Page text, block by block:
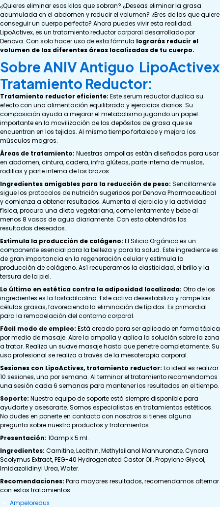
¿Quieres eliminar esos kilos que sobran? ¿Deseas eliminar la grasa
acumulada en el abdomen y reducir el volumen? ¿Eres de las que quiere
conseguir un cuerpo perfecto? Ahora puedes vivir esta realidad.
LipoActivex, es un tratamiento reductor corporal desarrollado por
Denova. Con solo hacer uso de esta fórmula lograrás reducir el
volumen de las diferentes áreas localizadas de tu cuerpo.
Sobre ANIV Antiguo LipoActivex
Tratamiento Reductor:
Tratamiento reductor eficiente: Este serum reductor duplica su
efecto con una alimentación equilibrada y ejercicios diarios. Su
composición ayuda a mejorar el metabolismo jugando un papel
importante en la movilización de los depósitos de grasa que se
encuentran en los tejidos. Al mismo tiempo fortalece y mejora los
músculos magros.
Áreas de tratamiento: Nuestras ampollas están diseñadas para usar
en abdomen, cintura, cadera, infra glúteos, parte interna de muslos,
rodillas y parte interna de los brazos.
Ingredientes amigables para la reducción de peso: Sencillamente
sigue los protocolos de nutrición sugeridos por Denova Pharmaceutical
y comienza a obtener resultados. Aumenta el ejercicio y la actividad
física, procura una dieta vegetariana, come lentamente y bebe al
menos 8 vasos de agua diariamente. Con esto obtendrás los
resultados deseados.
Estimula la producción de colágeno: El Silicio Orgánico es un
componente esencial para la belleza y para la salud. Este ingrediente es
de gran importancia en la regeneración celular y estimula la
producción de colágeno. Así recuperamos la elasticidad, el brillo y la
tersura de la piel.
Lo último en estética contra la adiposidad localizada: Otro de los
ingredientes es la fostadilcolina. Este activo desestabiliza y rompe las
células grasas, favoreciendo la eliminación de lípidos. Es primordial
para la remodelación del contorno corporal.
Fácil modo de empleo: Está creado para ser aplicado en forma tópica
por medio de masaje. Abre la ampolla y aplica la solución sobre la zona
a tratar. Realiza un suave masaje hasta que penetre completamente. Su
uso profesional se realiza a través de la mesoterapia corporal.
Sesiones con LipoActivex, tratamiento reductor: Lo ideal es realizar
10 sesiones, una por semana. Al terminar el tratamiento recomendamos
una sesión cada 6 semanas para mantener los resultados en el tiempo.
Soporte: Nuestro equipo de soporte está siempre disponible para
ayudarte y asesorarte. Somos especialistas en tratamientos estéticos.
No dudes en ponerte en contacto con nosotros si tienes alguna
pregunta sobre nuestro productos y tratamientos.
Presentación: 10amp x 5 ml.
Ingredientes: Carnitine, Lecithin, Methylsilanol Mannuronate, Cynara
Scolymus Extract, PEG-40 Hydrogenated Castor Oil, Propylene Glycol,
Imidazolidinyl Urea, Water.
Recomendaciones: Para mayores resultados, recomendamos alternar
con estos tratamientos:
Ampeloredux